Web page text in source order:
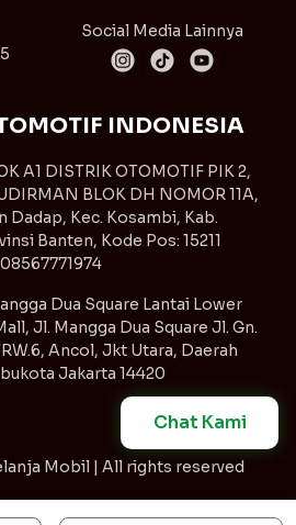
Chat Kami
Social Media Lainnya
INDONESIA
A1 DISTRIK OTOMOTIF PIK 2,
BLOK DH NOMOR 11A,
Dadap, Kec. Kosambi, Kab.
Banten, Kode Pos: 15211
08567771974
Dua Square Lantai Lower
Jl. Mangga Dua Square Jl. Gn.
RW.6, Ancol, Jkt Utara, Daerah
Jakarta 14420
Mobil | All rights reserved